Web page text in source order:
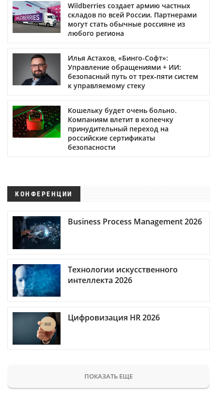
Wildberries создает армию частных
складов по всей России. Партнерами
могут стать обычные россияне из
любого региона
Илья Астахов, «Бинго-Софт»:
Управление обращениями + ИИ:
безопасный путь от трех‑пяти систем
к управляемому стеку
Кошельку будет очень больно.
Компаниям влетит в копеечку
принудительный переход на
российские сертификаты
безопасности
КОНФЕРЕНЦИИ
Business Process Management 2026
Технологии искусственного
интеллекта 2026
Цифровизация HR 2026
ПОКАЗАТЬ ЕЩЕ